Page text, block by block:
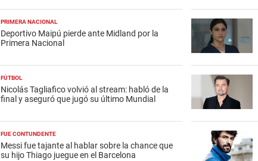
PRIMERA NACIONAL
Deportivo Maipú pierde ante Midland por la
Primera Nacional
FÚTBOL
Nicolás Tagliafico volvió al stream: habló de la
final y aseguró que jugó su último Mundial
FUE CONTUNDENTE
Messi fue tajante al hablar sobre la chance que
su hijo Thiago juegue en el Barcelona